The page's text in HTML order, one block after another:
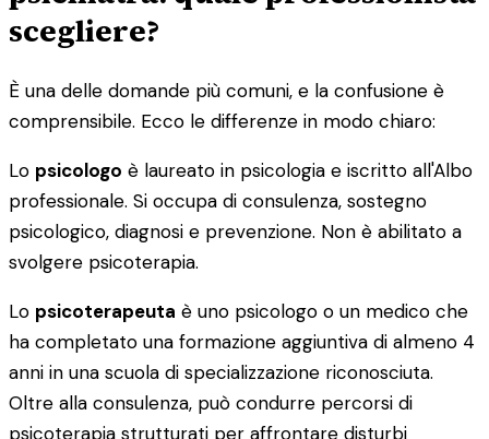
scegliere?
È una delle domande più comuni, e la confusione è
comprensibile. Ecco le differenze in modo chiaro:
Lo psicologo è laureato in psicologia e iscritto all'Albo
professionale. Si occupa di consulenza, sostegno
psicologico, diagnosi e prevenzione. Non è abilitato a
svolgere psicoterapia.
Lo psicoterapeuta è uno psicologo o un medico che
ha completato una formazione aggiuntiva di almeno 4
anni in una scuola di specializzazione riconosciuta.
Oltre alla consulenza, può condurre percorsi di
psicoterapia strutturati per affrontare disturbi